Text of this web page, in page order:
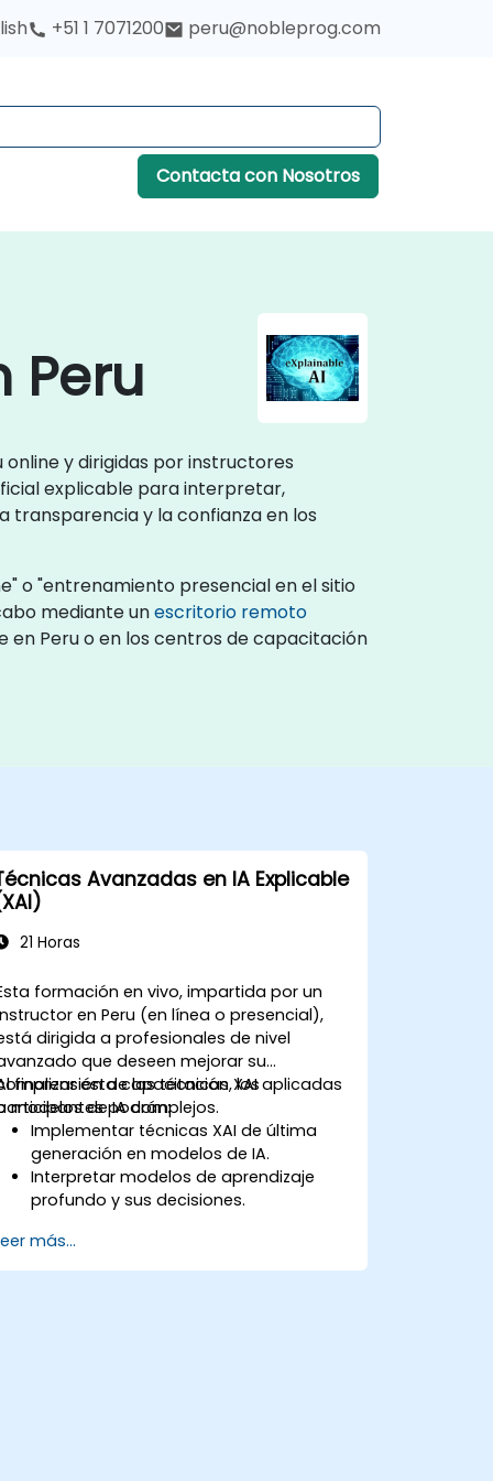
+51 1 7071200 peru@nobleprog.com
Contacta con Nosotros
Peru
y dirigidas por instructores
explicable para interpretar,
transparencia y la confianza en los
o "entrenamiento presencial en el sitio
mediante unescritorio remoto
Peru o en los centros de capacitación
Avanzadas en IA Explicable
21 Horas
formación en vivo, impartida por un
en Peru (en línea o presencial),
dirigida a profesionales de nivel
que deseen mejorar su
de las técnicas XAI aplicadas
modelos de IA complejos.
finalizar esta capacitación, los
podrán:
Implementar técnicas XAI de última
generación en modelos de IA.
Interpretar modelos de aprendizaje
profundo y sus decisiones.
explicabilidad independientes del
modelo y específicos del modelo.
más...